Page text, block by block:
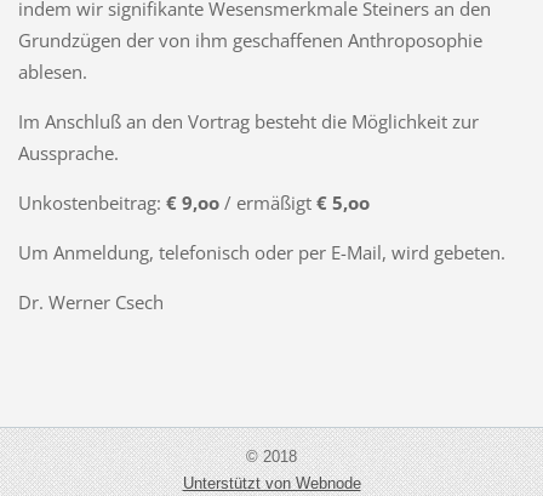
indem wir signifikante Wesensmerkmale Steiners an den
Grundzügen der von ihm geschaffenen Anthroposophie
ablesen.
Im Anschluß an den Vortrag besteht die Möglichkeit zur
Aussprache.
Unkostenbeitrag: € 9,oo / ermäßigt € 5,oo
Um Anmeldung, telefonisch oder per E-Mail, wird gebeten.
Dr. Werner Csech
© 2018
Unterstützt von Webnode